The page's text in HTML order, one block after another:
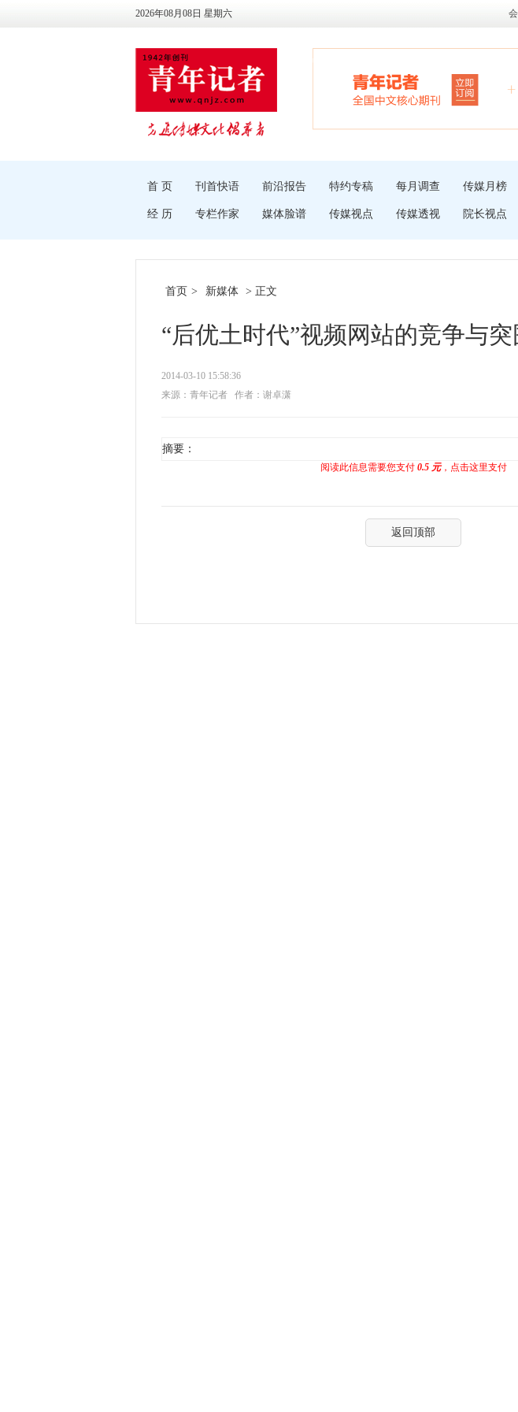
2026年08月08日 星期六
首 页 刊首快语 前沿报告 特约专稿 每月调查 传媒月榜
经 历 专栏作家 媒体脸谱 传媒视点 传媒透视 院长视点
首页 > 新媒体 > 正文
“后优土时代”视频网站的竞争与突
2014-03-10 15:58:36
来源：青年记者
作者：谢卓潇
摘要：
阅读此信息需要您支付 0.5 元，点击这里支付
返回顶部